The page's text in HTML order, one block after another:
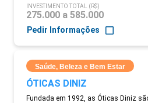
INVESTIMENTO TOTAL (R$)
275.000 a 585.000
Pedir Informações
Saúde, Beleza e Bem Estar
ÓTICAS DINIZ
Fundada em 1992, as Óticas Diniz